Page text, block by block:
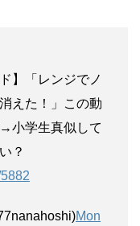
】「レンジでノ
えた！」この動
小学生真似して
？
Mon